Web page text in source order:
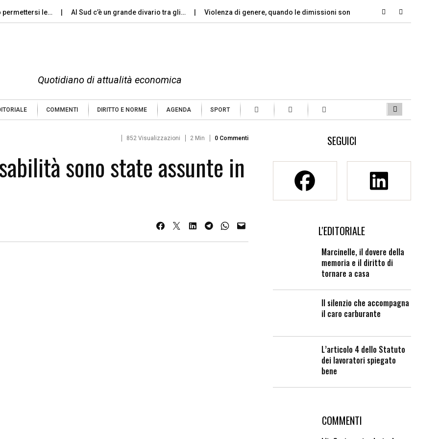
le… Al Sud c’è un grande divario tra gli… Violenza di genere, quando le dimissioni sono un… Marcinelle, il
Quotidiano di attualità economica
COMMENTI DIRITTO E NORME AGENDA SPORT
852 Visualizzazioni 2 Min 0 Commenti
sono state assunte in
SEGUICI
L'EDITORIALE
Marcinelle, il dovere della
memoria e il diritto di
tornare a casa
Il silenzio che accompagna
il caro carburante
L’articolo 4 dello Statuto
dei lavoratori spiegato
bene
COMMENTI